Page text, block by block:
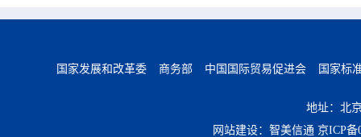
国家发展和改革委 商务部 中国国际贸易促进会 国家标
地址：北
网站建设：智美信通 京ICP备